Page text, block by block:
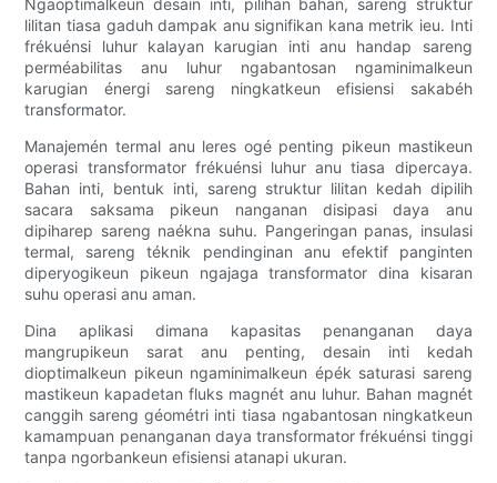
Ngaoptimalkeun desain inti, pilihan bahan, sareng struktur
lilitan tiasa gaduh dampak anu signifikan kana metrik ieu. Inti
frékuénsi luhur kalayan karugian inti anu handap sareng
perméabilitas anu luhur ngabantosan ngaminimalkeun
karugian énergi sareng ningkatkeun efisiensi sakabéh
transformator.
Manajemén termal anu leres ogé penting pikeun mastikeun
operasi transformator frékuénsi luhur anu tiasa dipercaya.
Bahan inti, bentuk inti, sareng struktur lilitan kedah dipilih
sacara saksama pikeun nanganan disipasi daya anu
dipiharep sareng naékna suhu. Pangeringan panas, insulasi
termal, sareng téknik pendinginan anu efektif panginten
diperyogikeun pikeun ngajaga transformator dina kisaran
suhu operasi anu aman.
Dina aplikasi dimana kapasitas penanganan daya
mangrupikeun sarat anu penting, desain inti kedah
dioptimalkeun pikeun ngaminimalkeun épék saturasi sareng
mastikeun kapadetan fluks magnét anu luhur. Bahan magnét
canggih sareng géométri inti tiasa ngabantosan ningkatkeun
kamampuan penanganan daya transformator frékuénsi tinggi
tanpa ngorbankeun efisiensi atanapi ukuran.